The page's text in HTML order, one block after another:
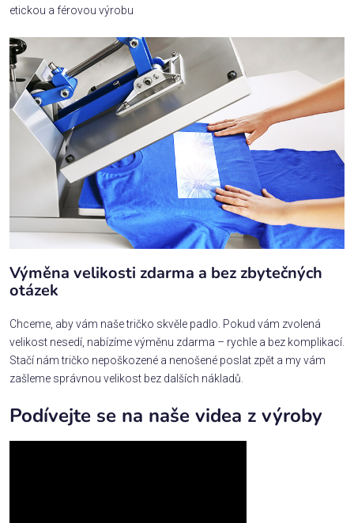
etickou a férovou výrobu
Výměna velikosti zdarma a bez zbytečných
otázek
Chceme, aby vám naše tričko skvěle padlo. Pokud vám zvolená
velikost nesedí, nabízíme výměnu zdarma – rychle a bez komplikací.
Stačí nám tričko nepoškozené a nenošené poslat zpět a my vám
zašleme správnou velikost bez dalších nákladů.
Podívejte se na naše videa z výroby